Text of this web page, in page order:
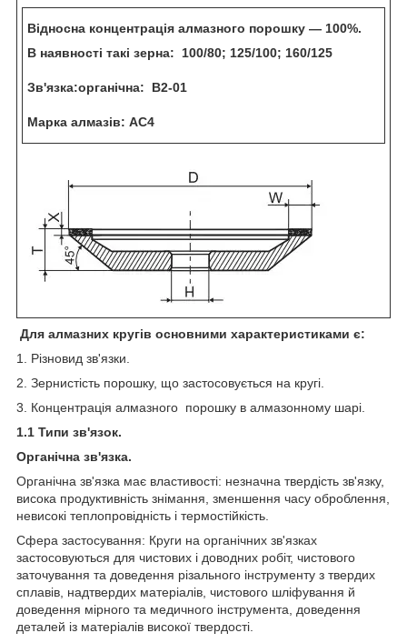
Відносна концентрація алмазного порошку — 100%.
В наявності такі зерна: 100/80; 125/100; 160/125
Зв'язка:органічна: В2-01
Марка алмазів: АС4
Для алмазних кругів основними характеристиками є:
1. Різновид зв'язки.
2. Зернистість порошку, що застосовується на кругі.
3. Концентрація алмазного порошку в алмазонному шарі.
1.1 Типи зв'язок.
Органічна зв'язка.
Органічна зв'язка має властивості: незначна твердість зв'язку,
висока продуктивність знімання, зменшення часу оброблення,
невисокі теплопровідність і термостійкість.
Сфера застосування: Круги на органічних зв'язках
застосовуються для чистових і доводних робіт, чистового
заточування та доведення різального інструменту з твердих
сплавів, надтвердих матеріалів, чистового шліфування й
доведення мірного та медичного інструмента, доведення
деталей із матеріалів високої твердості.